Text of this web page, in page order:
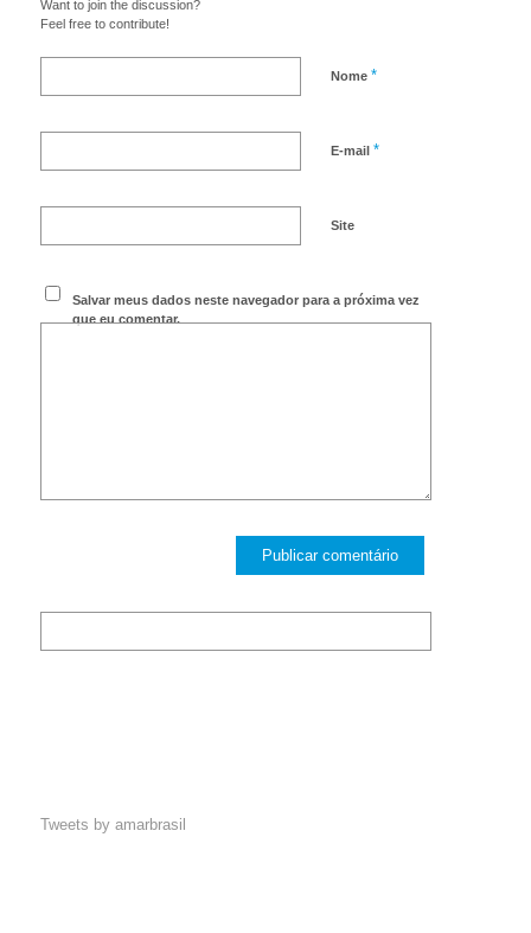
Want to join the discussion?
Feel free to contribute!
Nome *
E-mail *
Site
Salvar meus dados neste navegador para a próxima vez
que eu comentar.
Tweets by amarbrasil